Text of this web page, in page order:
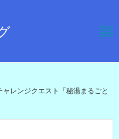
レンジクエスト「秘湯まるごと